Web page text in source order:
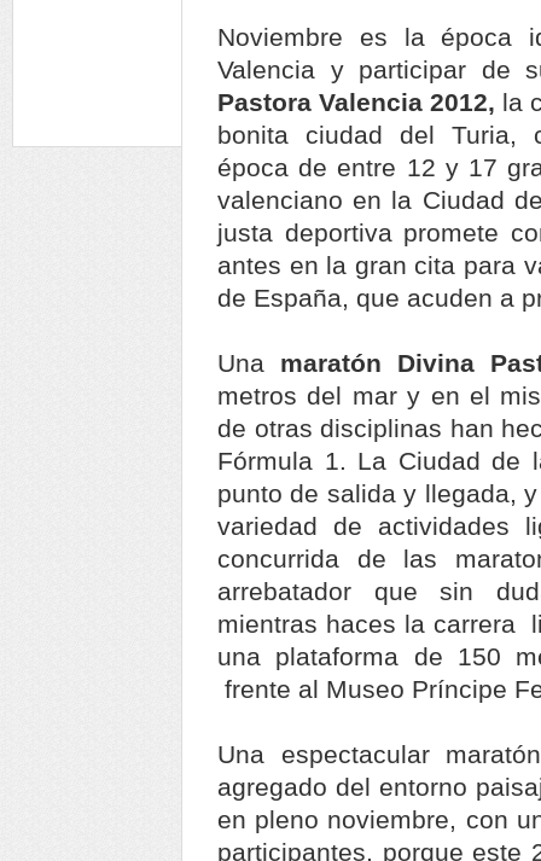
Noviembre es la
Valencia y participar de
Pastora Valencia 2012, la
bonita ciudad del Turia,
época de entre 12 y 17
valenciano en la Ciudad
justa deportiva promete
antes en la gran cita para
de España, que acuden a
Una maratón Divina
metros del mar y en el
de otras disciplinas han
Fórmula 1. La Ciudad de
punto de salida y llegada,
variedad de actividades
concurrida de las
arrebatador que sin
mientras haces la carrera
una plataforma de 150
frente al Museo Príncipe
Una espectacular
agregado del entorno
en pleno noviembre, con
participantes, porque este